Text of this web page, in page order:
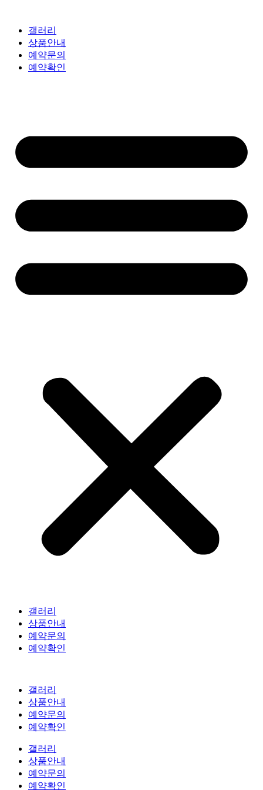
갤러리
상품안내
예약문의
예약확인
갤러리
상품안내
예약문의
예약확인
갤러리
상품안내
예약문의
예약확인
갤러리
상품안내
예약문의
예약확인